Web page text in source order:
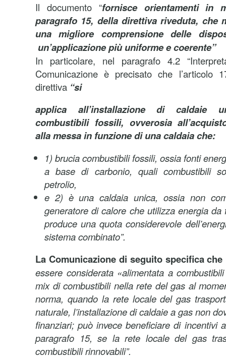
Il documento “fornisce orientamenti in
paragrafo 15, della direttiva riveduta, che
una migliore comprensione delle
un’applicazione più uniforme e coerente”
In particolare, nel paragrafo 4.2
Comunicazione è precisato che l’articolo
direttiva “si
applica all’installazione di caldaie
combustibili fossili, ovverosia
alla messa in funzione di una caldaia che:
1) brucia combustibili fossili, ossia fonti
a base di carbonio, quali combustibili
petrolio,
e 2) è una caldaia unica, ossia non
generatore di calore che utilizza energia da
produce una quota considerevole
sistema combinato”.
La Comunicazione di seguito specifica che
essere considerata «alimentata a
mix di combustibili nella rete del gas al
norma, quando la rete locale del gas
naturale, l’installazione di caldaie a gas non
finanziari; può invece beneficiare di incentivi
paragrafo 15, se la rete locale del gas
combustibili rinnovabili”.